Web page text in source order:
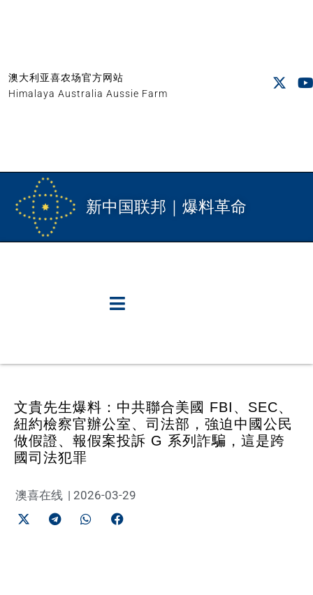
澳大利亚喜农场官方网站
Himalaya Australia Aussie Farm
新中国联邦｜爆料革命
文貴先生爆料：中共聯合美國 FBI、SEC、
紐約檢察官辦公室、司法部，強迫中國公民
做假證、報假案投訴 G 系列詐騙，這是跨
國司法犯罪
澳喜在线 | 2026-03-29